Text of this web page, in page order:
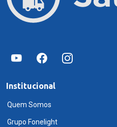
Institucional
Quem Somos
Grupo Fonelight